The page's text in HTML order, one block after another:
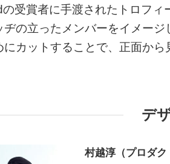
受賞者に手渡されたトロフ
ヂの立ったメンバーをイメー
にカットすることで、正面から
デ
村越淳（プロダク